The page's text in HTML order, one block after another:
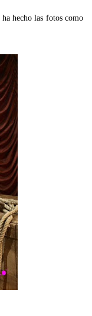
ha hecho las fotos como